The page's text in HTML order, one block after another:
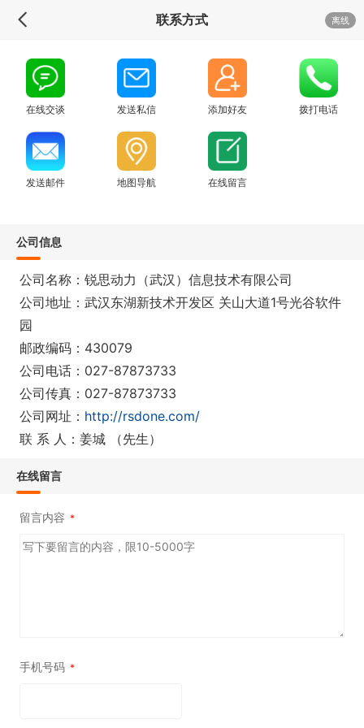
联系方式 离线
在线交谈 发送私信 添加好友 拨打电话
发送邮件 地图导航 在线留言
公司信息
公司名称：锐思动力（武汉）信息技术有限公司
公司地址：武汉东湖新技术开发区 关山大道1号光谷软件
园
邮政编码：430079
公司电话：027-87873733
公司传真：027-87873733
公司网址： http://rsdone.com/
联 系 人：姜城 （先生）
在线留言
留言内容 *
手机号码 *